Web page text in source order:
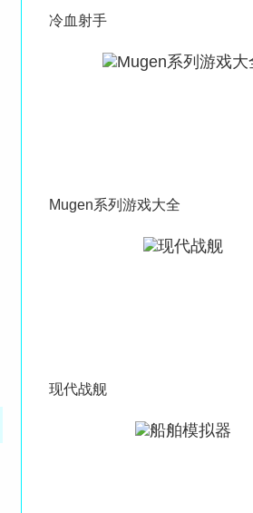
冷血射手
Mugen系列游戏大全
现代战舰